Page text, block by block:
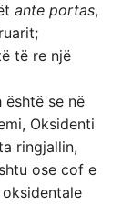
ante portas,
të re një
është se në
Oksidenti
ringjallin,
ose cof e